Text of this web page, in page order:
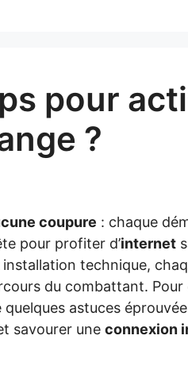
pour
?
coupure : chaque
pour profiter d’internet
technique,
du combattant. Pour
astuces
savourer une connexion